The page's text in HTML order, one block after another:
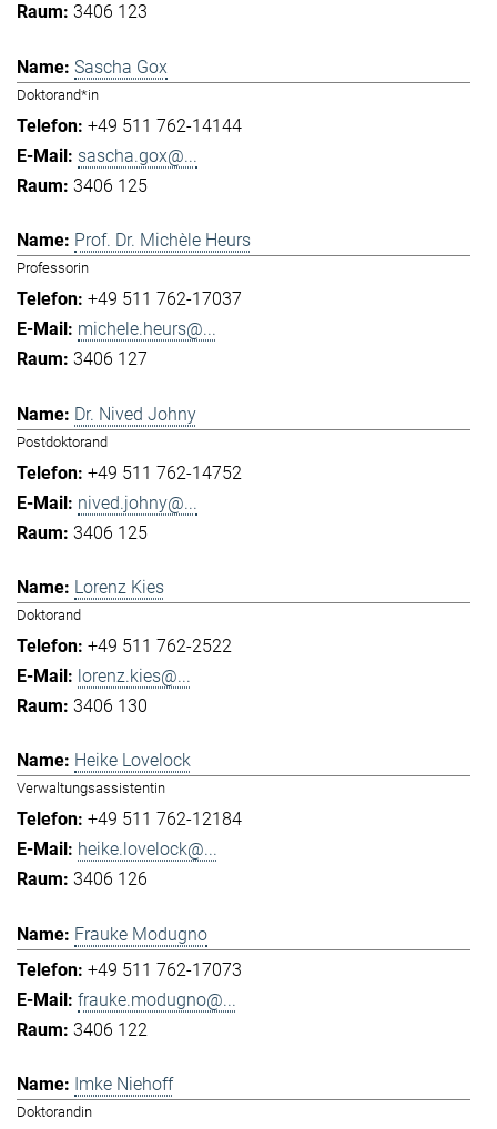
3406 123
Sascha Gox
Doktorand*in
+49 511 762-14144
sascha.gox@...
3406 125
Prof. Dr. Michèle Heurs
Professorin
+49 511 762-17037
michele.heurs@...
3406 127
Dr. Nived Johny
Postdoktorand
+49 511 762-14752
nived.johny@...
3406 125
Lorenz Kies
Doktorand
+49 511 762-2522
lorenz.kies@...
3406 130
Heike Lovelock
Verwaltungsassistentin
+49 511 762-12184
heike.lovelock@...
3406 126
Frauke Modugno
+49 511 762-17073
frauke.modugno@...
3406 122
Imke Niehoff
Doktorandin